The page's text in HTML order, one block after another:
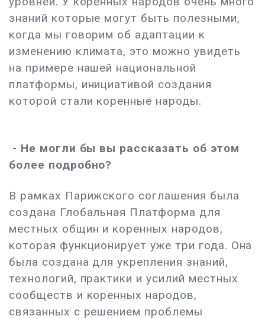
знаний которые могут быть полезными,
когда мы говорим об адаптации к
изменению климата, это можно увидеть
на примере нашей национальной
платформы, инициативой создания
которой стали коренные народы.
- Не могли бы вы рассказать об этом
более подробно?
В рамках Парижского соглашения была
создана Глобальная Платформа для
местных общин и коренных народов,
которая функционирует уже три года. Она
была создана для укрепления знаний,
технологий, практики и усилий местных
сообществ и коренных народов,
связанных с решением проблемы